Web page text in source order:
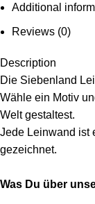
Additional
Reviews (0)
Description
Die Siebenland
Wähle ein Motiv
Welt gestaltest.
Jede Leinwand ist
gezeichnet.
Was Du über